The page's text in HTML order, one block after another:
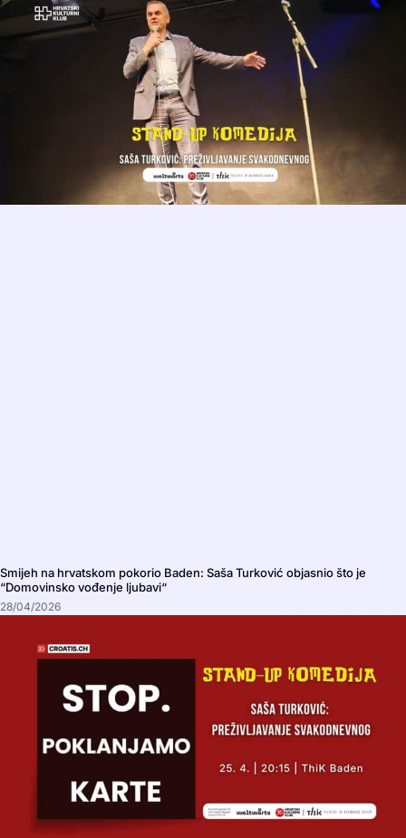
Smijeh na hrvatskom pokorio Baden: Saša Turković objasnio što je
“Domovinsko vođenje ljubavi“
28/04/2026